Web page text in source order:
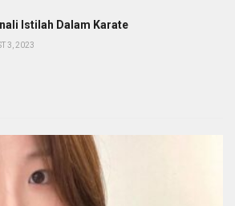
Istilah Dalam Karate
3, 2023